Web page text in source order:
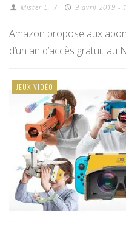
Mister L. / 9 avril 2019 -
Amazon propose aux
d’un an d’accès gratuit au
JEUX VIDÉO